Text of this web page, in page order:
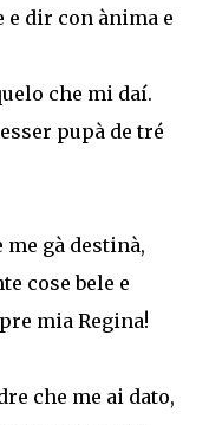
e dir con ànima e
che mi daí.
pupà de tré
gà destinà,
cose bele e
mia Regina!
che me ai dato,